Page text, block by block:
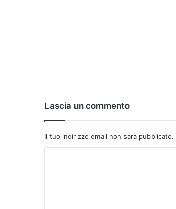
Lascia un commento
Il tuo indirizzo email non sarà pubblicato.